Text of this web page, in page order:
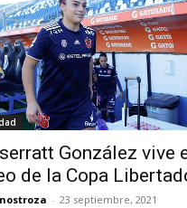
González vive
de la Copa
- 23 septiembre, 2021